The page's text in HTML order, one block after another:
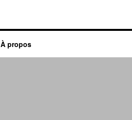
À propos